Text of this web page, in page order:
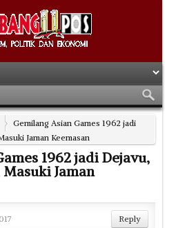
Gemilang Asian Games 1962 jadi
Jaman Keemasan
1962 jadi Dejavu,
Jaman
Reply